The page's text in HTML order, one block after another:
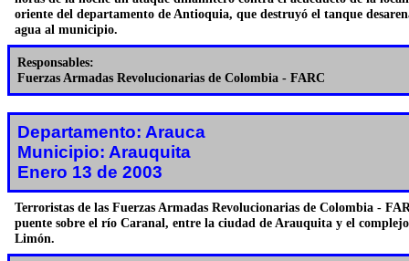
oriente del departamento de Antioquia, que destruyó el tanque
agua al municipio.
Responsables:
Fuerzas Armadas Revolucionarias de Colombia - FARC
Departamento: Arauca
Municipio: Arauquita
Enero 13 de 2003
Terroristas de las Fuerzas Armadas Revolucionarias de Colombia -
puente sobre el río Caranal, entre la ciudad de Arauquita y el
Limón.